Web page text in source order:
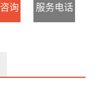
询 服务电话